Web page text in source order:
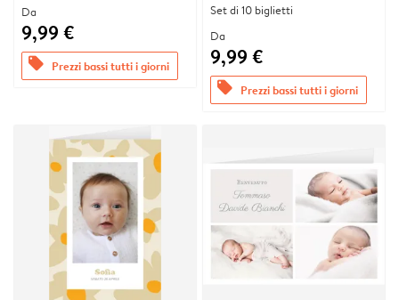
Da
9,99 €
offers Prezzi bassi tutti i giorni
Set di 10 biglietti
Da
9,99 €
offers Prezzi bassi tutti i giorni